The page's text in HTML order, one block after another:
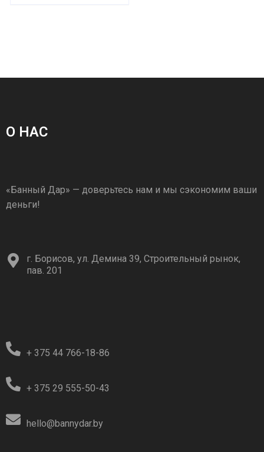
О НАС
«Банный Дар» — доверьтесь нам и мы сэкономим ваши
деньги!
г. Борисов, ул. Демина 39, Строительный рынок,
пав. 201
+ 375 44 766-18-86
+ 375 29 555-50-43
hello@bannydar.by